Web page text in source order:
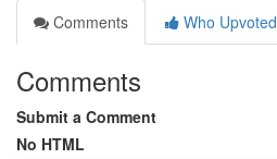
Comments
Who Upvoted
Comments
Submit a Comment
No HTML